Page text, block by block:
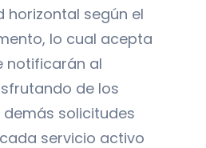
según el
lo cual acepta
notificarán al
de los
solicitudes
servicio activo